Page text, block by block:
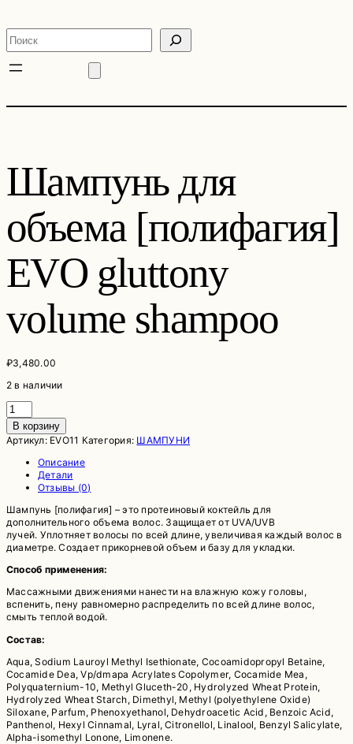
содержимому
Поиск
Шампунь для
объема [полифагия]
EVO gluttony
volume shampoo
₽3,480.00
2 в наличии
Количество
товара
Шампунь
для
объема
[полифагия]
gluttony
volume
shampoo
В корзину
Артикул: EVO11 Категория: ШАМПУНИ
Описание
Детали
Отзывы (0)
Шампунь [полифагия] – это протеиновый коктейль для
дополнительного объема волос. Защищает от UVA/UVB
лучей. Уплотняет волосы по всей длине, увеличивая каждый волос в
диаметре. Создает прикорневой объем и базу для укладки.
Способ применения:
Массажными движениями нанести на влажную кожу головы,
вспенить, пену равномерно распределить по всей длине волос,
смыть теплой водой.
Состав:
Aqua, Sodium Lauroyl Methyl Isethionate, Cocoamidopropyl Betaine,
Cocamide Dea, Vp/dmapa Acrylates Copolymer, Cocamide Mea,
Polyquaternium-10, Methyl Gluceth-20, Hydrolyzed Wheat Protein,
Hydrolyzed Wheat Starch, Dimethyl, Methyl (polyethylene Oxide)
Siloxane, Parfum, Phenoxyethanol, Dehydroacetic Acid, Benzoic Acid,
Panthenol, Hexyl Cinnamal, Lyral, Citronellol, Linalool, Benzyl Salicylate,
Alpha-isomethyl Lonone, Limonene.